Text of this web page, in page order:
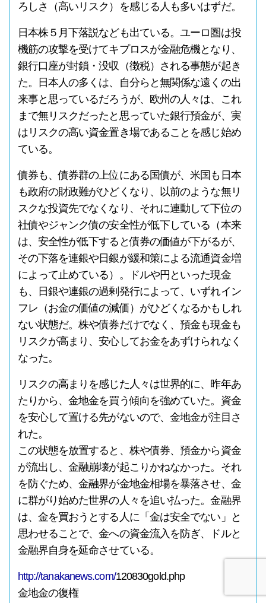
ろしさ（高いリスク）を感じる人も多いはずだ。
日本株５月下落説なども出ている。ユーロ圏は投
機筋の攻撃を受けてキプロスが金融危機となり、
銀行口座が封鎖・没収（徴税）される事態が起き
た。日本人の多くは、自分らと無関係な遠くの出
来事と思っているだろうが、欧州の人々は、これ
まで無リスクだったと思っていた銀行預金が、実
はリスクの高い資金置き場であることを感じ始め
ている。
債券も、債券群の上位にある国債が、米国も日本
も政府の財政難がひどくなり、以前のような無リ
スクな投資先でなくなり、それに連動して下位の
社債やジャンク債の安全性が低下している（本来
は、安全性が低下すると債券の価値が下がるが、
その下落を連銀や日銀が緩和策による流通資金増
によって止めている）。ドルや円といった現金
も、日銀や連銀の過剰発行によって、いずれイン
フレ（お金の価値の減価）がひどくなるかもしれ
ない状態だ。株や債券だけでなく、預金も現金も
リスクが高まり、安心してお金をあずけられなく
なった。
リスクの高まりを感じた人々は世界的に、昨年あ
たりから、金地金を買う傾向を強めていた。資金
を安心して置ける先がないので、金地金が注目さ
れた。
この状態を放置すると、株や債券、預金から資金
が流出し、金融崩壊が起こりかねなかった。それ
を防ぐため、金融界が金地金相場を暴落させ、金
に群がり始めた世界の人々を追い払った。金融界
は、金を買おうとする人に「金は安全でない」と
思わせることで、金への資金流入を防ぎ、ドルと
金融界自身を延命させている。
http://tanakanews.com/120830gold.php
金地金の復権